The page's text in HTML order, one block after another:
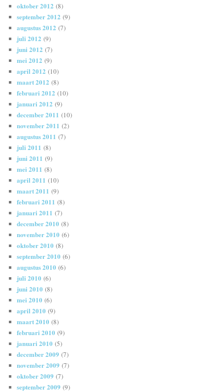
oktober 2012 (8)
september 2012 (9)
augustus 2012 (7)
juli 2012 (9)
juni 2012 (7)
mei 2012 (9)
april 2012 (10)
maart 2012 (8)
februari 2012 (10)
januari 2012 (9)
december 2011 (10)
november 2011 (2)
augustus 2011 (7)
juli 2011 (8)
juni 2011 (9)
mei 2011 (8)
april 2011 (10)
maart 2011 (9)
februari 2011 (8)
januari 2011 (7)
december 2010 (8)
november 2010 (6)
oktober 2010 (8)
september 2010 (6)
augustus 2010 (6)
juli 2010 (6)
juni 2010 (8)
mei 2010 (6)
april 2010 (9)
maart 2010 (8)
februari 2010 (9)
januari 2010 (5)
december 2009 (7)
november 2009 (7)
oktober 2009 (7)
september 2009 (9)